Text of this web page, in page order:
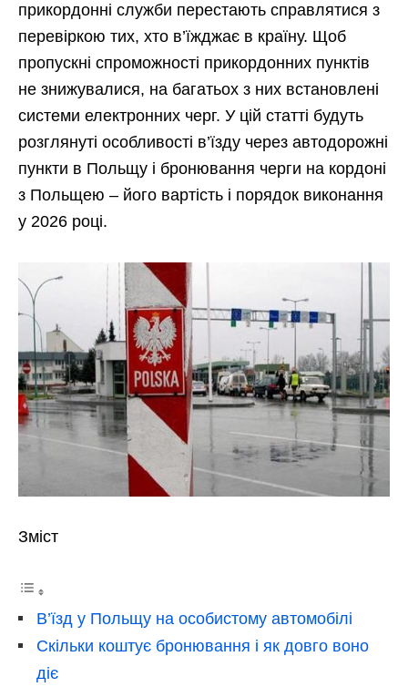
прикордонні служби перестають справлятися з
перевіркою тих, хто в’їжджає в країну. Щоб
пропускні спроможності прикордонних пунктів
не знижувалися, на багатьох з них встановлені
системи електронних черг. У цій статті будуть
розглянуті особливості в’їзду через автодорожні
пункти в Польщу і бронювання черги на кордоні
з Польщею – його вартість і порядок виконання
у 2026 році.
Зміст
В’їзд у Польщу на особистому автомобілі
Скільки коштує бронювання і як довго воно
діє